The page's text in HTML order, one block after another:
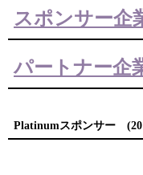
スポンサー企
パートナー企
Platinumスポンサー